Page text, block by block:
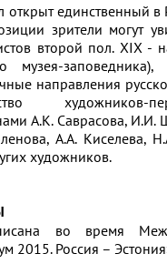
открыт единственный в
зрители могут
второй пол. XIX -
музея-
направления
художников-
А.К. Саврасова,
А.А. Киселева,
художников.
во время
2015. Россия –